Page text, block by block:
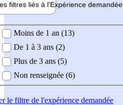
filtres liés à l'Expérience demandée
demandée
Moins de 1 an (13)
De 1 à 3 ans (2)
Plus de 3 ans (5)
Non renseignée (6)
le filtre de l'expérience demandée